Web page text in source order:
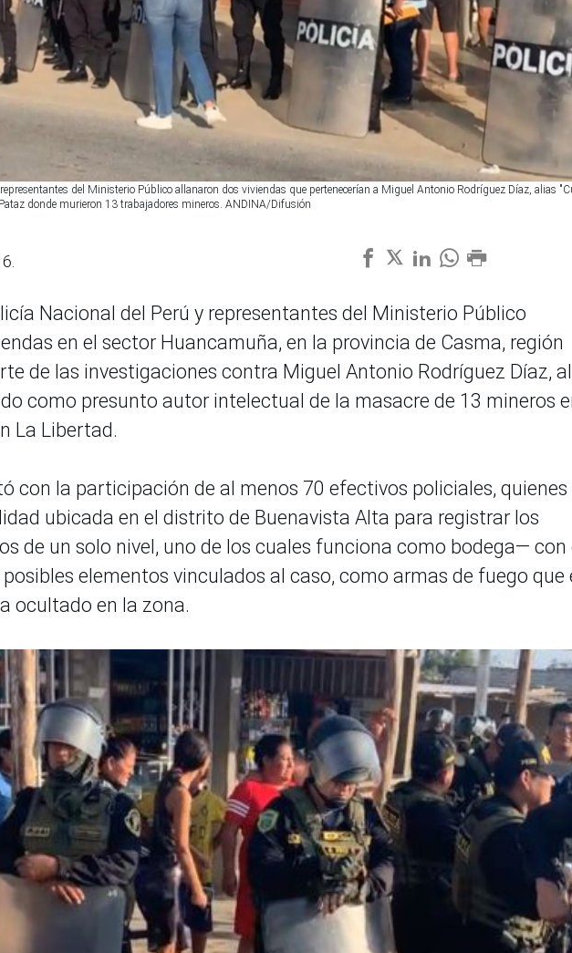
del Ministerio Público allanaron dos viviendas que pertenecerían a Miguel Antonio Rodríguez Díaz, alias
donde murieron 13 trabajadores mineros. ANDINA/Difusión
Nacional del Perú y representantes del Ministerio Público
en el sector Huancamuña, en la provincia de Casma, región
de las investigaciones contra Miguel Antonio Rodríguez Díaz,
como presunto autor intelectual de la masacre de 13 mineros
La Libertad.
con la participación de al menos 70 efectivos policiales, quienes
ubicada en el distrito de Buenavista Alta para registrar los
de un solo nivel, uno de los cuales funciona como bodega— con
elementos vinculados al caso, como armas de fuego que
ocultado en la zona.